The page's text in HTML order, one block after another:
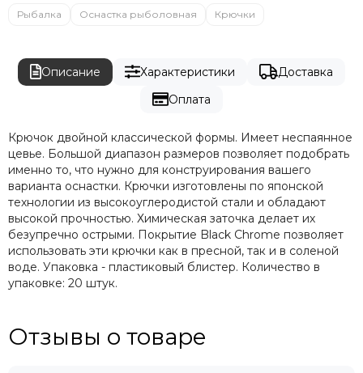
Рыбалка Оснастка рыболовная Крючки
Описание Характеристики
Доставка
Оплата
Крючок двойной классической формы. Имеет неспаянное
цевье. Большой диапазон размеров позволяет подобрать
именно то, что нужно для конструирования вашего
варианта оснастки. Крючки изготовлены по японской
технологии из высокоуглеродистой стали и обладают
высокой прочностью. Химическая заточка делает их
безупречно острыми. Покрытие Black Chrome позволяет
использовать эти крючки как в пресной, так и в соленой
воде. Упаковка - пластиковый блистер. Количество в
упаковке: 20 штук.
Отзывы о товаре